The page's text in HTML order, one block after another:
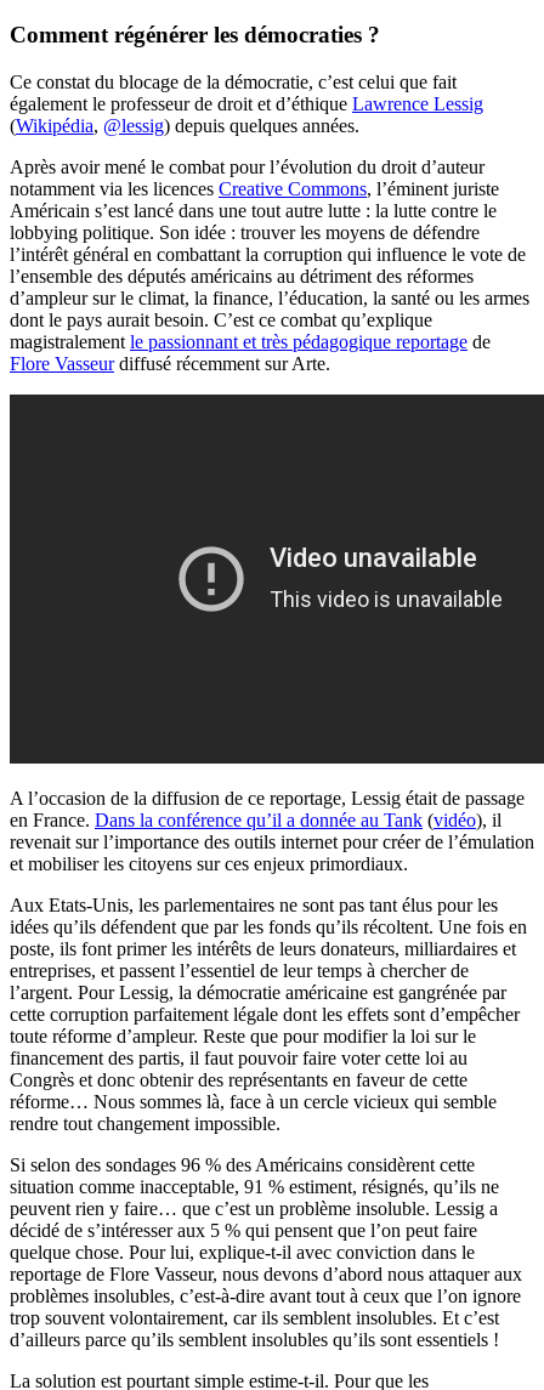
Comment régénérer les démocraties ?
Ce constat du blocage de la démocratie, c’est celui que fait
également le professeur de droit et d’éthique Lawrence Lessig
(Wikipédia, @lessig) depuis quelques années.
Après avoir mené le combat pour l’évolution du droit d’auteur
notamment via les licences Creative Commons, l’éminent juriste
Américain s’est lancé dans une tout autre lutte : la lutte contre le
lobbying politique. Son idée : trouver les moyens de défendre
l’intérêt général en combattant la corruption qui influence le vote de
l’ensemble des députés américains au détriment des réformes
d’ampleur sur le climat, la finance, l’éducation, la santé ou les armes
dont le pays aurait besoin. C’est ce combat qu’explique
magistralement le passionnant et très pédagogique reportage de
Flore Vasseurdiffusé récemment sur Arte.
A l’occasion de la diffusion de ce reportage, Lessig était de passage
en France. Dans la conférence qu’il a donnée au Tank (vidéo), il
revenait sur l’importance des outils internet pour créer de l’émulation
et mobiliser les citoyens sur ces enjeux primordiaux.
Aux Etats-Unis, les parlementaires ne sont pas tant élus pour les
idées qu’ils défendent que par les fonds qu’ils récoltent. Une fois en
poste, ils font primer les intérêts de leurs donateurs, milliardaires et
entreprises, et passent l’essentiel de leur temps à chercher de
l’argent. Pour Lessig, la démocratie américaine est gangrénée par
cette corruption parfaitement légale dont les effets sont d’empêcher
toute réforme d’ampleur. Reste que pour modifier la loi sur le
financement des partis, il faut pouvoir faire voter cette loi au
Congrès et donc obtenir des représentants en faveur de cette
réforme… Nous sommes là, face à un cercle vicieux qui semble
rendre tout changement impossible.
Si selon des sondages 96 % des Américains considèrent cette
situation comme inacceptable, 91 % estiment, résignés, qu’ils ne
peuvent rien y faire… que c’est un problème insoluble. Lessig a
décidé de s’intéresser aux 5 % qui pensent que l’on peut faire
quelque chose. Pour lui, explique-t-il avec conviction dans le
reportage de Flore Vasseur, nous devons d’abord nous attaquer aux
problèmes insolubles, c’est-à-dire avant tout à ceux que l’on ignore
trop souvent volontairement, car ils semblent insolubles. Et c’est
d’ailleurs parce qu’ils semblent insolubles qu’ils sont essentiels !
La solution est pourtant simple estime-t-il. Pour que les